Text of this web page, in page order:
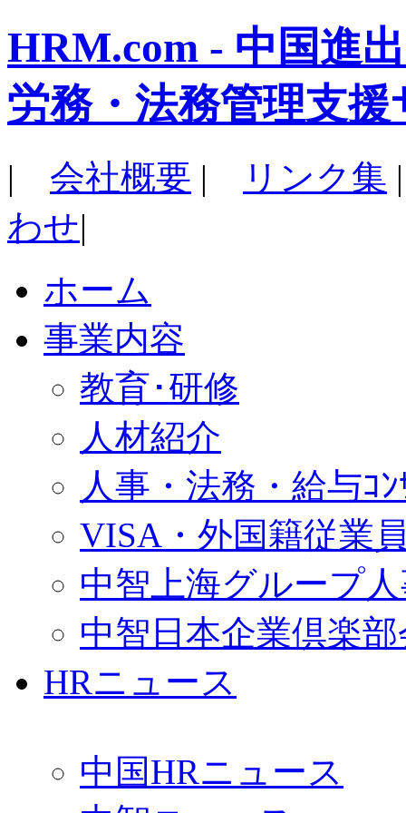
HRM.com - 中国進
労務・法務管理支援
| 会社概要 | リンク集
わせ|
ホーム
事業内容
教育･研修
人材紹介
人事・法務・給与ｺﾝ
VISA・外国籍従業
中智上海グループ
中智日本企業倶楽
HRニュース
中国HRニュース